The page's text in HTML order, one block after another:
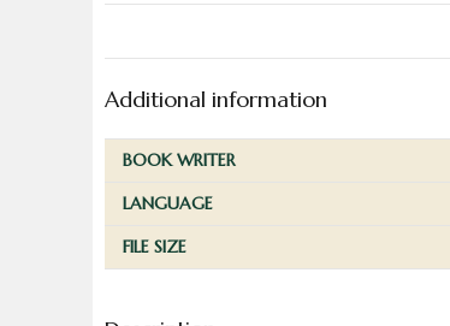
Additional information
BOOK WRITER
LANGUAGE
FILE SIZE